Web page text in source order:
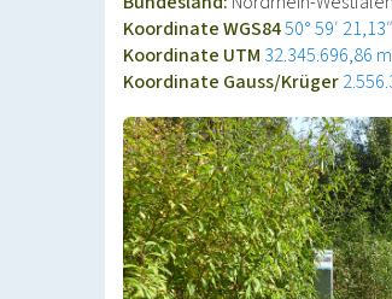
Koordinate WGS8450° 59′
Koordinate UTM 32.345.696,86
Koordinate Gauss/Krüger